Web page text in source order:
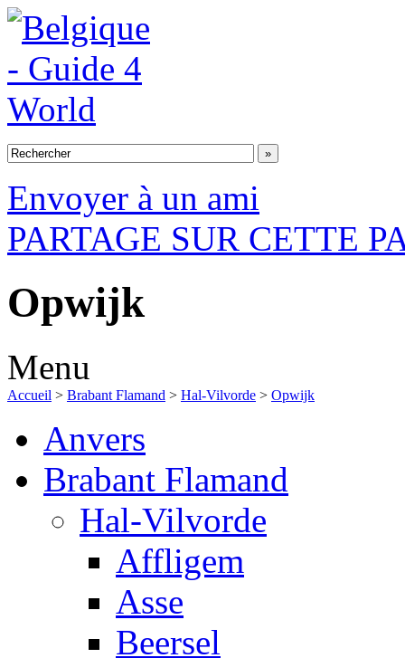
Envoyer à un ami
PARTAGE SUR CETTE
Opwijk
Menu
Accueil > Brabant Flamand > Hal-Vilvorde > Opwijk
Anvers
Brabant Flamand
Hal-Vilvorde
Affligem
Asse
Beersel